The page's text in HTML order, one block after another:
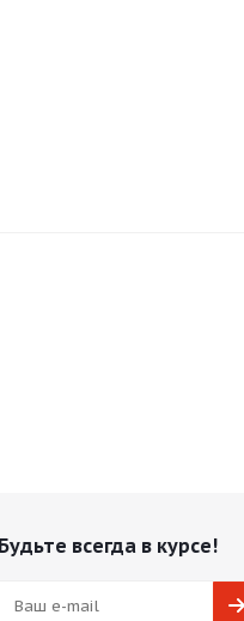
Будьте всегда в курсе!